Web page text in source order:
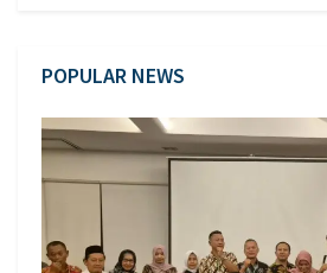
POPULAR NEWS